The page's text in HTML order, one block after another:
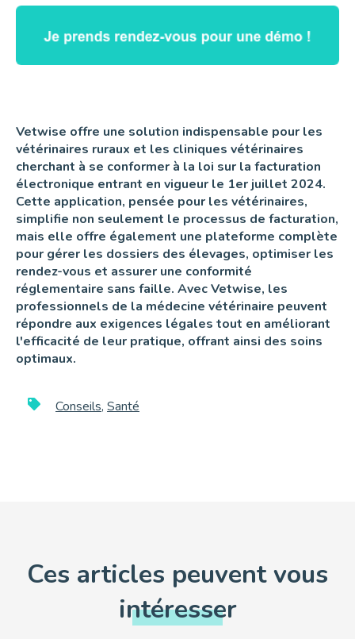
Vetwise offre une solution indispensable pour les
vétérinaires ruraux et les cliniques vétérinaires
cherchant à se conformer à la loi sur la facturation
électronique entrant en vigueur le 1er juillet 2024.
Cette application, pensée pour les vétérinaires,
simplifie non seulement le processus de facturation,
mais elle offre également une plateforme complète
pour gérer les dossiers des élevages, optimiser les
rendez-vous et assurer une conformité
réglementaire sans faille. Avec Vetwise, les
professionnels de la médecine vétérinaire peuvent
répondre aux exigences légales tout en améliorant
l'efficacité de leur pratique, offrant ainsi des soins
optimaux.
Conseils, Santé
Ces articles peuvent vous
intéresser